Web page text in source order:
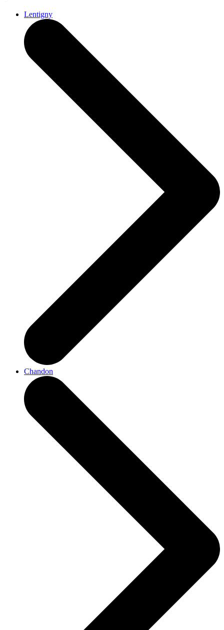
Lentigny
Chandon